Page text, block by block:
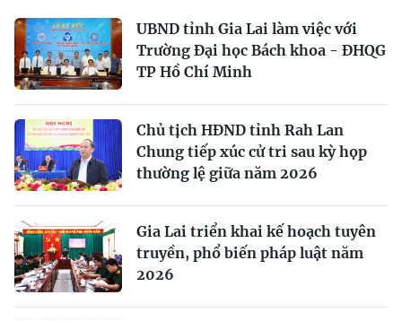
UBND tỉnh Gia Lai làm việc với
Trường Đại học Bách khoa - ĐHQG
TP Hồ Chí Minh
Chủ tịch HĐND tỉnh Rah Lan
Chung tiếp xúc cử tri sau kỳ họp
thường lệ giữa năm 2026
Gia Lai triển khai kế hoạch tuyên
truyền, phổ biến pháp luật năm
2026